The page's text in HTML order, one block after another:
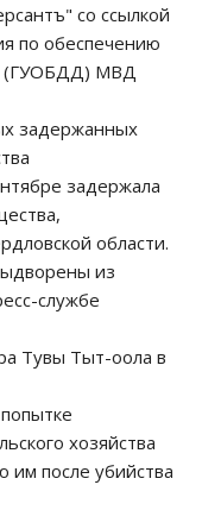
со ссылкой
по обеспечению
(ГУОБДД) МВД
задержанных
задержала
области.
из
службе
Тувы Тыт-оола в
хозяйства
после убийства